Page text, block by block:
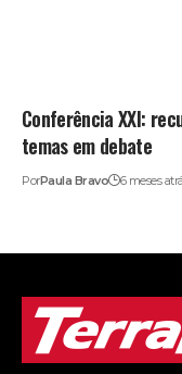
Conferência XXI:
temas em debate
PorPaula Bravo 6 meses